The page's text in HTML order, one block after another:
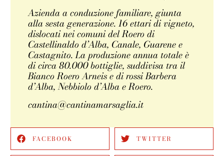
Azienda a conduzione familiare, giunta
alla sesta generazione. 16 ettari di vigneto,
dislocati nei comuni del Roero di
Castellinaldo d’Alba, Canale, Guarene e
Castagnito. La produzione annua totale è
di circa 80.000 bottiglie, suddivisa tra il
Bianco Roero Arneis e di rossi Barbera
d’Alba, Nebbiolo d’Alba e Roero.
cantina@cantinamarsaglia.it
FACEBOOK TWITTER